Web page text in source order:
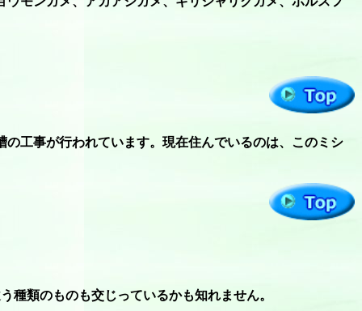
工事が行われています。現在住んでいるのは、このミシ
種類のものも交じっているかも知れません。